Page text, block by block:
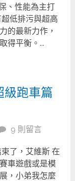
、性能為主打
低排污與超高
的最新力作，
得平衡。...
級跑車篇
9 則留言
了，艾維斯 在
車遊戲或是模
，小弟我怎麼